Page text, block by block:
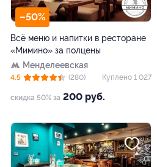
–50%
Всё меню и напитки в ресторане
«Мимино» за полцены
Менделеевская
скидка 50% за 200 руб.
4.5 (280) Куплено 1 027